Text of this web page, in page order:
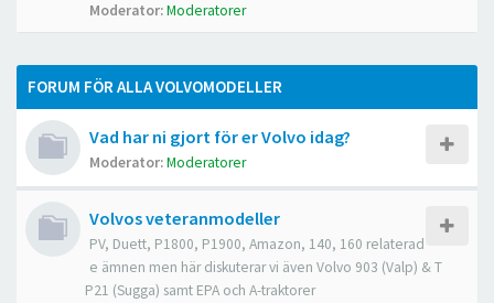
Moderator:Moderatorer
FORUM FÖR ALLA VOLVOMODELLER
Vad har ni gjort för er Volvo idag?
Moderator:Moderatorer
Volvos veteranmodeller
PV, Duett, P1800, P1900, Amazon, 140, 160 relaterad
e ämnen men här diskuterar vi även Volvo 903 (Valp) & T
P21 (Sugga) samt EPA och A-traktorer